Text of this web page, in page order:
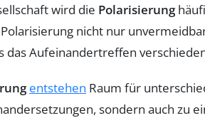
wird die Polarisierung
nicht nur
das Aufeinandertreffen
entstehen Raum für
sondern auch zu